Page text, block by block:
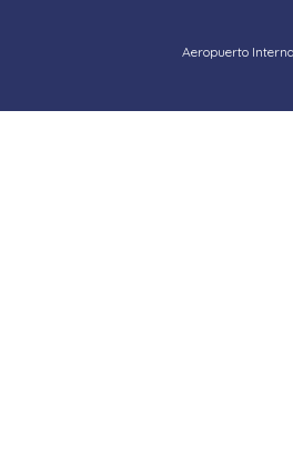
Aeropuerto